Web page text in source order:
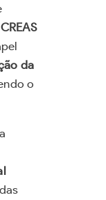
CREAS
da
o